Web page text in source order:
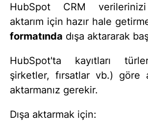
HubSpot CRM
aktarım için hazır hale
formatında dışa aktararak
HubSpot'ta kayıtları
şirketler, fırsatlar vb.) göre
aktarmanız gerekir.
Dışa aktarmak için: